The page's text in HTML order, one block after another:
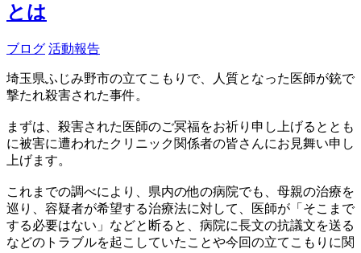
とは
ブログ 活動報告
埼玉県ふじみ野市の立てこもりで、人質となった医師が銃で
撃たれ殺害された事件。
まずは、殺害された医師のご冥福をお祈り申し上げるととも
に被害に遭われたクリニック関係者の皆さんにお見舞い申し
上げます。
これまでの調べにより、県内の他の病院でも、母親の治療を
巡り、容疑者が希望する治療法に対して、医師が「そこまで
する必要はない」などと断ると、病院に長文の抗議文を送る
などのトラブルを起こしていたことや今回の立てこもりに関